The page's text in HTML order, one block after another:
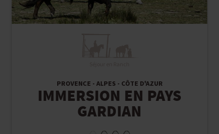
PROVENCE - ALPES - CÔTE D'AZUR
IMMERSION EN PAYS
GARDIAN